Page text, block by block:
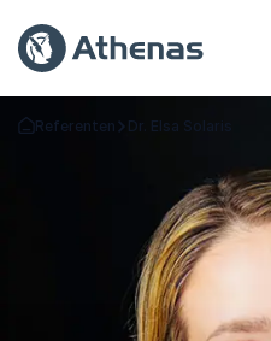
Zurück zur Startseite
Referenten Dr. Elsa Solaris